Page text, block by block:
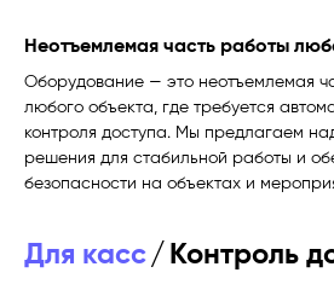
Неотъемлемая часть работы
Оборудование — это неотъемлемая
любого объекта, где требуется
контроля доступа. Мы предлагаем
решения для стабильной работы и
безопасности на объектах и
Для касс/Контроль